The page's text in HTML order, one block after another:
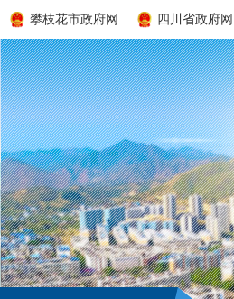
攀枝花市政府网 四川省政府网